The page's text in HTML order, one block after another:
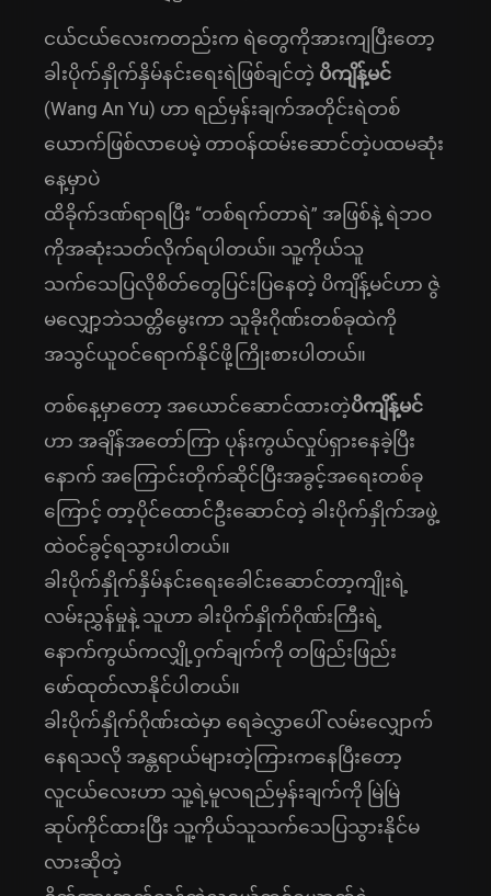
ငယ်ငယ်လေးကတည်းက ရဲတွေကိုအားကျပြီးတော့
ခါးပိုက်နှိုက်နှိမ်နင်းရေးရဲဖြစ်ချင်တဲ့ ပိကျိန့်မင်
(Wang An Yu) ဟာ ရည်မှန်းချက်အတိုင်းရဲတစ်
ယောက်ဖြစ်လာပေမဲ့ တာဝန်ထမ်းဆောင်တဲ့ပထမဆုံး
နေ့မှာပဲ
ထိခိုက်ဒဏ်ရာရပြီး “တစ်ရက်တာရဲ” အဖြစ်နဲ့ ရဲဘဝ
ကိုအဆုံးသတ်လိုက်ရပါတယ်။ သူ့ကိုယ်သူ
သက်သေပြလိုစိတ်တွေပြင်းပြနေတဲ့ ပိကျိန့်မင်ဟာ ဇွဲ
မလျှော့ဘဲသတ္တိမွေးကာ သူခိုးဂိုဏ်းတစ်ခုထဲကို
အသွင်ယူဝင်ရောက်နိုင်ဖို့ကြိုးစားပါတယ်။
တစ်နေ့မှာတော့ အယောင်ဆောင်ထားတဲ့ပိကျိန့်မင်
ဟာ အချိန်အတော်ကြာ ပုန်းကွယ်လှုပ်ရှားနေခဲ့ပြီး
နောက် အကြောင်းတိုက်ဆိုင်ပြီးအခွင့်အရေးတစ်ခု
ကြောင့် တာ့ပိုင်ထောင်ဦးဆောင်တဲ့ ခါးပိုက်နှိုက်အဖွဲ့
ထဲဝင်ခွင့်ရသွားပါတယ်။
ခါးပိုက်နှိုက်နှိမ်နင်းရေးခေါင်းဆောင်တာ့ကျိုးရဲ့
လမ်းညွှန်မှုနဲ့ သူဟာ ခါးပိုက်နှိုက်ဂိုဏ်းကြီးရဲ့
နောက်ကွယ်ကလျှို့ဝှက်ချက်ကို တဖြည်းဖြည်း
ဖော်ထုတ်လာနိုင်ပါတယ်။
ခါးပိုက်နှိုက်ဂိုဏ်းထဲမှာ ရေခဲလွှာပေါ် လမ်းလျှောက်
နေရသလို အန္တရာယ်များတဲ့ကြားကနေပြီးတော့
လူငယ်လေးဟာ သူ့ရဲ့မူလရည်မှန်းချက်ကို မြဲမြဲ
ဆုပ်ကိုင်ထားပြီး သူ့ကိုယ်သူသက်သေပြသွားနိုင်မ
လားဆိုတဲ့